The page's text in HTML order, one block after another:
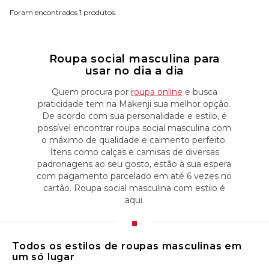
1
Roupa social masculina para
usar no dia a dia
Quem procura por roupa online e busca
praticidade tem na Makenji sua melhor opção.
De acordo com sua personalidade e estilo, é
possível encontrar roupa social masculina com
o máximo de qualidade e caimento perfeito.
Itens como calças e camisas de diversas
padronagens ao seu gosto, estão à sua espera
com pagamento parcelado em até 6 vezes no
cartão. Roupa social masculina com estilo é
aqui.
Todos os estilos de roupas masculinas em
um só lugar